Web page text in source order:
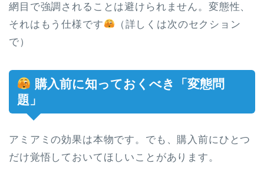
網目で強調されることは避けられません。変態性、
それはもう仕様です
（詳しくは次のセクション
で）
購入前に知っておくべき「変態問
題」
アミアミの効果は本物です。でも、購入前にひとつ
だけ覚悟しておいてほしいことがあります。